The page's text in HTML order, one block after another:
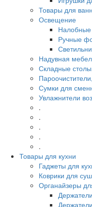
Товары для
Освещение
Ручные
Надувная
Складные
Сумки для
Увлажнители
.
.
.
.
.
Товары для кухни
Гаджеты для
Коврики для
Органайзеры